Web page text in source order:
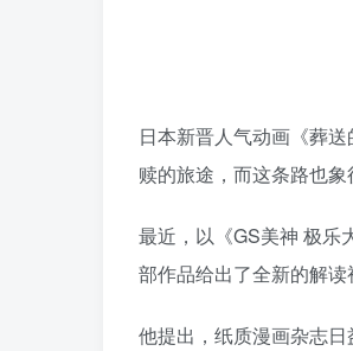
日本新晋人气动画《葬
赎的旅途，而这条路也象
最近，以《GS美神 极乐
部作品给出了全新的解读
他提出，纸质漫画杂志